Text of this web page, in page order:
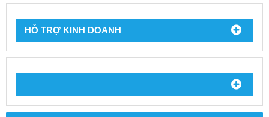
HỖ TRỢ KINH DOANH